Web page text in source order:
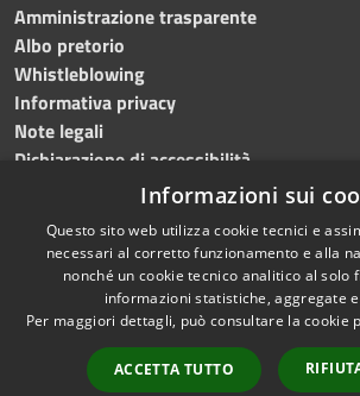
Amministrazione trasparente
Albo pretorio
Whistleblowing
Informativa privacy
Note legali
Dichiarazione di accessibilità
Accessibilità
Privacy
Mappa del sito
di
Informazioni sui
Questo sito web utilizza cookie tecnici e
necessari al corretto funzionamento e alla
nonché un cookie tecnico analitico al solo
informazioni statistiche, aggregate
Per maggiori dettagli, può consultare la cookie
ACCETTA TUTTO